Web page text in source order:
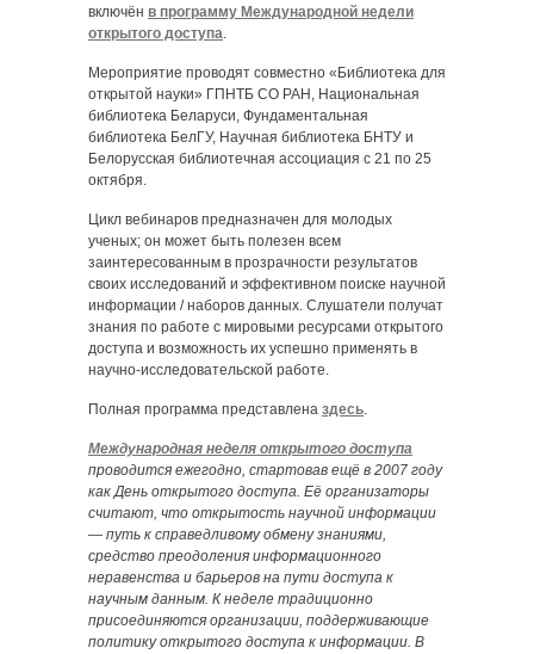
включён в программу Международной недели
открытого доступа.
Мероприятие проводят совместно «Библиотека для
открытой науки» ГПНТБ СО РАН, Национальная
библиотека Беларуси, Фундаментальная
библиотека БелГУ, Научная библиотека БНТУ и
Белорусская библиотечная ассоциация с 21 по 25
октября.
Цикл вебинаров предназначен для молодых
ученых; он может быть полезен всем
заинтересованным в прозрачности результатов
своих исследований и эффективном поиске научной
информации / наборов данных. Слушатели получат
знания по работе с мировыми ресурсами открытого
доступа и возможность их успешно применять в
научно-исследовательской работе.
Полная программа представлена здесь.
Международная неделя открытого доступа
проводится ежегодно, стартовав ещё в 2007 году
как День открытого доступа. Её организаторы
считают, что открытость научной информации
— путь к справедливому обмену знаниями,
средство преодоления информационного
неравенства и барьеров на пути доступа к
научным данным. К неделе традиционно
присоединяются организации, поддерживающие
политику открытого доступа к информации. В